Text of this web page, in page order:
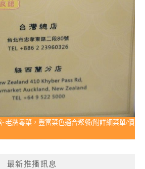
老牌粵菜，豐富菜色適合聚餐(附詳細菜單/價
最新推播訊息